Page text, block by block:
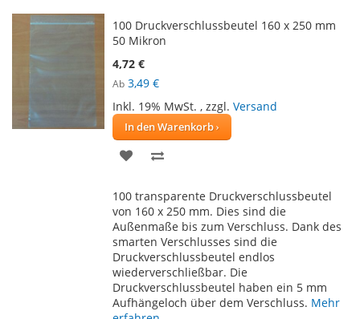
100 Druckverschlussbeutel 160 x 250 mm
50 Mikron
4,72 €
Ab 3,49 €
Inkl. 19% MwSt. , zzgl. Versand
In den Warenkorb
ZUR
HINZUFÜGEN
HINZUFÜGEN
100 transparente Druckverschlussbeutel
von 160 x 250 mm. Dies sind die
Außenmaße bis zum Verschluss. Dank des
smarten Verschlusses sind die
Druckverschlussbeutel endlos
wiederverschließbar. Die
Druckverschlussbeutel haben ein 5 mm
Aufhängeloch über dem Verschluss. Mehr